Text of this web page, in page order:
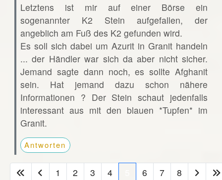
Letztens ist mir auf einer Börse ein
sogenannter K2 Stein aufgefallen, der
angeblich am Fuß des K2 gefunden wird.
Es soll sich dabei um Azurit in Granit handeln
... der Händler war sich da aber nicht sicher.
Jemand sagte dann noch, es sollte Afghanit
sein. Hat jemand dazu schon nähere
Informationen ? Der Stein schaut jedenfalls
interessant aus mit den blauen *Tupfen* im
Granit.
Antworten
1 2 3 4 6 7 8